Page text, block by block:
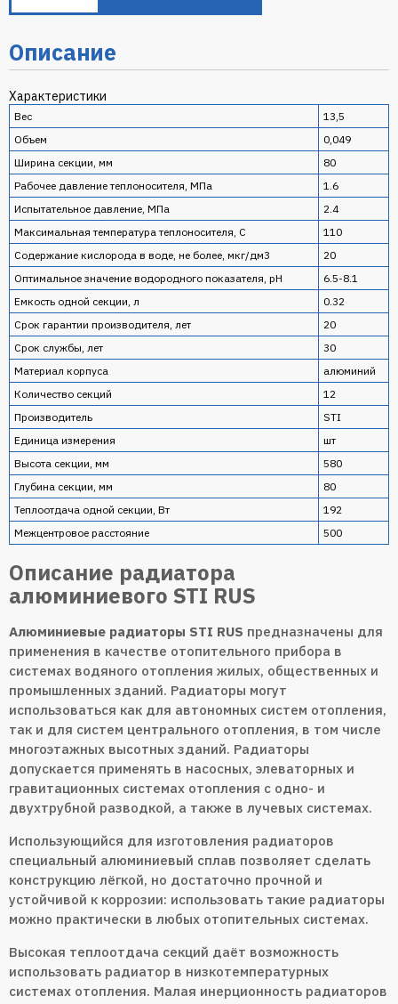
Описание
Характеристики
Вес
13,5
Объем
0,049
Ширина секции, мм
80
Рабочее давление теплоносителя, МПа
1.6
Испытательное давление, МПа
2.4
Максимальная температура теплоносителя, C
110
Содержание кислорода в воде, не более, мкг/дм3
20
Оптимальное значение водородного показателя, pH
6.5-8.1
Емкость одной секции, л
0.32
Срок гарантии производителя, лет
20
Срок службы, лет
30
Материал корпуса
алюминий
Количество секций
12
Производитель
STI
Единица измерения
шт
Высота секции, мм
580
Глубина секции, мм
80
Теплоотдача одной секции, Вт
192
Межцентровое расстояние
500
Описание радиатора
алюминиевого STI RUS
Алюминиевые радиаторы STI RUS предназначены для
применения в качестве отопительного прибора в
системах водяного отопления жилых, общественных и
промышленных зданий. Радиаторы могут
использоваться как для автономных систем отопления,
так и для систем центрального отопления, в том числе
многоэтажных высотных зданий. Радиаторы
допускается применять в насосных, элеваторных и
гравитационных системах отопления с одно- и
двухтрубной разводкой, а также в лучевых системах.
Использующийся для изготовления радиаторов
специальный алюминиевый сплав позволяет сделать
конструкцию лёгкой, но достаточно прочной и
устойчивой к коррозии: использовать такие радиаторы
можно практически в любых отопительных системах.
Высокая теплоотдача секций даёт возможность
использовать радиатор в низкотемпературных
системах отопления. Малая инерционность радиаторов